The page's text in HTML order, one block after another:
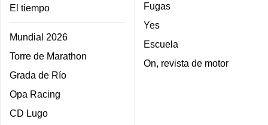
El tiempo
Mundial 2026
Torre de Marathon
Grada de Río
Opa Racing
CD Lugo
Fugas
Yes
Escuela
On, revista de motor